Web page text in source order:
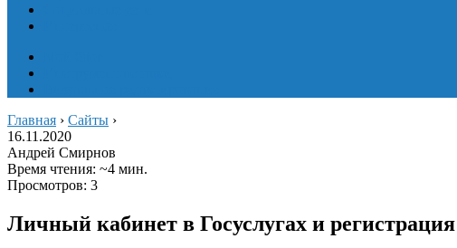
Главная › Сайты ›
16.11.2020
Андрей Смирнов
Время чтения: ~4 мин.
Просмотров: 3
Личный кабинет в Госуслугах и